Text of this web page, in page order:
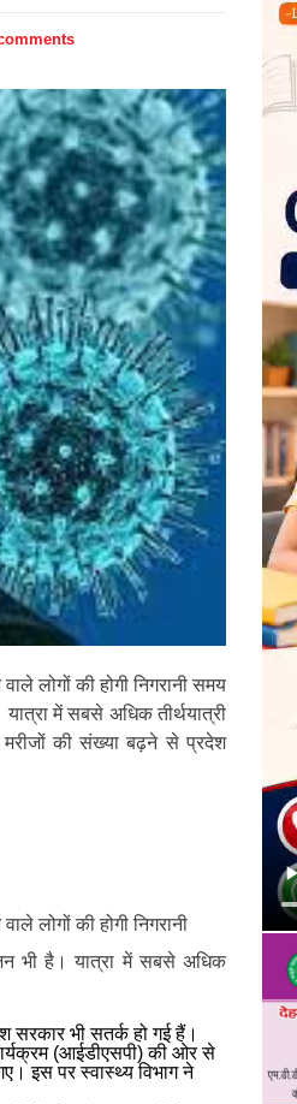
लोगों की होगी निगरानी समय
में सबसे अधिक तीर्थयात्री
की संख्या बढ़ने से प्रदेश
लोगों की होगी निगरानी
भी है। यात्रा में सबसे अधिक
भी सतर्क हो गई हैं।
(आईडीएसपी) की ओर से
इस पर स्वास्थ्य विभाग ने